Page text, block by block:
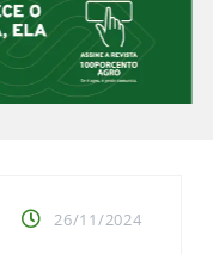
26/11/2024